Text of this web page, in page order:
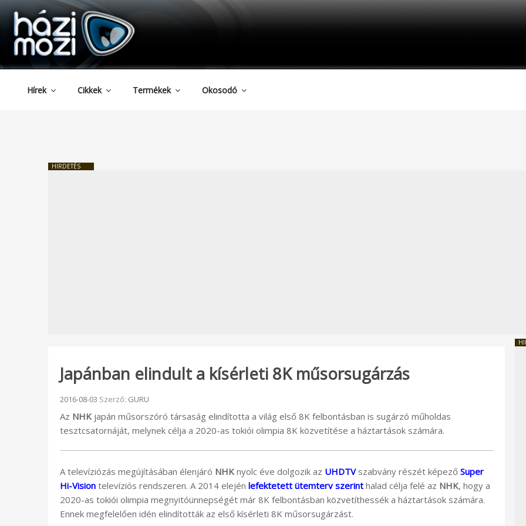
Tartalomhoz
HAZIMOZI
Hírek Cikkek Termékek Okosodó
HIRDETÉS
Japánban elindult a kísérleti 8K műsorsugárzás
Beküldve:
2016-08-03 Szerző: GURU
Az NHK japán műsorszóró társaság elindította a világ első 8K felbontásban is sugárzó műholdas
tesztcsatornáját, melynek célja a 2020-as tokiói olimpia 8K közvetítése a háztartások számára.
A televíziózás megújításában élenjáró NHK nyolc éve dolgozik az UHDTVszabvány részét képező Super
Hi-Vision televíziós rendszeren. A 2014 elején lefektetett ütemterv szerint halad célja felé az NHK, hogy a
2020-as tokiói olimpia megnyitóünnepségét már 8K felbontásban közvetíthessék a háztartások számára.
Ennek megfelelően idén elindították az első kísérleti 8K műsorsugárzást.